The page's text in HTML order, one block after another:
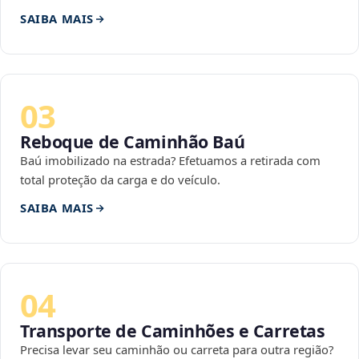
SAIBA MAIS
03
Reboque de Caminhão Baú
Baú imobilizado na estrada? Efetuamos a retirada com
total proteção da carga e do veículo.
SAIBA MAIS
04
Transporte de Caminhões e Carretas
Precisa levar seu caminhão ou carreta para outra região?